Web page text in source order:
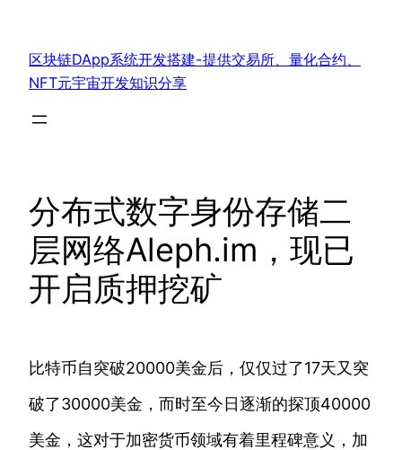
区块链DApp系统开发搭建-提供交易所、量化合约、
NFT元宇宙开发知识分享
分布式数字身份存储二
层网络Aleph.im，现已
开启质押挖矿
比特币自突破20000美金后，仅仅过了17天又突
破了30000美金，而时至今日逐渐的探顶40000
美金，这对于加密货币领域有着里程碑意义，加